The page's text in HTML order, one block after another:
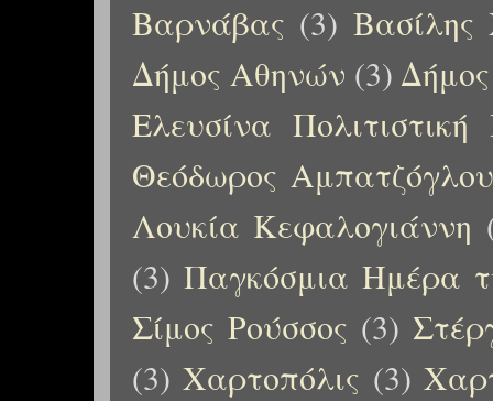
Βαρνάβας (3) Βασίλης
Δήμος Αθηνών (3)
Ελευσίνα
Θεόδωρος Αμπατζόγλου
Λουκία Κεφαλογιάννη
(3) Παγκόσμια Ημέρα
Σίμος Ρούσσος (3)
(3) Χαρτοπόλις (3)